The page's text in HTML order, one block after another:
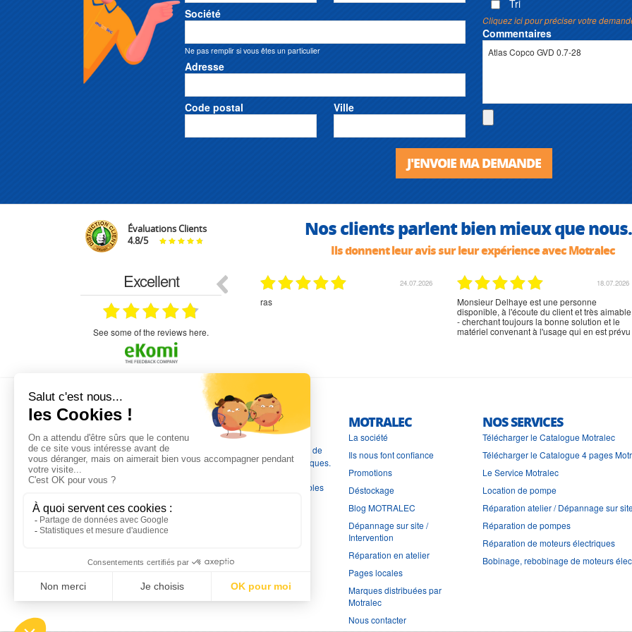
Société
Ne pas remplir si vous êtes un particulier
Adresse
Code postal Ville
Tri
Cliquez ici pour préciser votre
Commentaires
J'ENVOIE MA DEMANDE
Évaluations Clients
4.8/5 Nos clients parlent bien mieux que
Ils donnent leur avis sur leur expérience avec Motralec
Excellent
see some of the reviews here.
07.07.2026
bien rien a dire .what else
02.07.2026
RAS
02.07.2026
rien à signaler, très content
L'EXPERTISE MOTRALEC
Depuis 1976, nous sommes
les spécialistes numéro 1 en
Franceen pompes de relevage, station de relevage, pompe de
chauffage, suppression, forage, immergée et moteurs électriques.
Nous assurons
dépannage
, tout en travaillant avec les marques les plus fiables
MOTRALEC
La société
Ils nous font confiance
Promotions
Déstockage
Blog MOTRALEC
Dépannage sur site /
Intervention
Réparation en atelier
Pages locales
Marques distribuées par
Motralec
Nous contacter
NOS SERVICES
Télécharger le Catalogue Motralec
Télécharger le Catalogue 4 pages
Le Service Motralec
Location de pompe
Réparation atelier / Dépannage sur
Réparation de pompes
Réparation de moteurs électriques
Bobinage, rebobinage de moteurs